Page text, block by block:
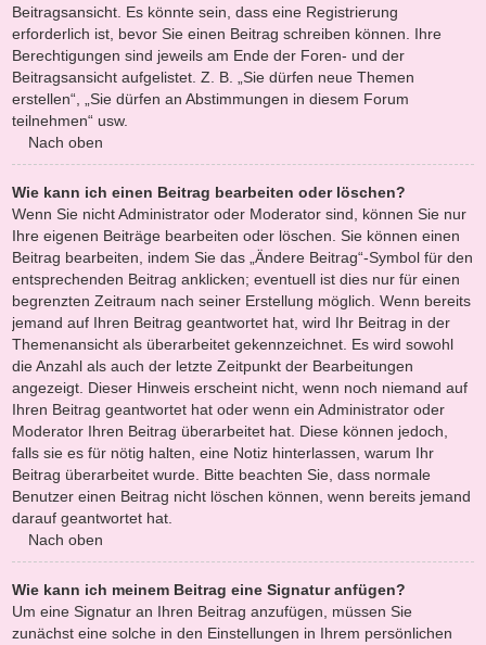
Beitragsansicht. Es könnte sein, dass eine Registrierung
erforderlich ist, bevor Sie einen Beitrag schreiben können. Ihre
Berechtigungen sind jeweils am Ende der Foren- und der
Beitragsansicht aufgelistet. Z. B. „Sie dürfen neue Themen
erstellen“, „Sie dürfen an Abstimmungen in diesem Forum
teilnehmen“ usw.
Nach oben
Wie kann ich einen Beitrag bearbeiten oder löschen?
Wenn Sie nicht Administrator oder Moderator sind, können Sie nur
Ihre eigenen Beiträge bearbeiten oder löschen. Sie können einen
Beitrag bearbeiten, indem Sie das „Ändere Beitrag“-Symbol für den
entsprechenden Beitrag anklicken; eventuell ist dies nur für einen
begrenzten Zeitraum nach seiner Erstellung möglich. Wenn bereits
jemand auf Ihren Beitrag geantwortet hat, wird Ihr Beitrag in der
Themenansicht als überarbeitet gekennzeichnet. Es wird sowohl
die Anzahl als auch der letzte Zeitpunkt der Bearbeitungen
angezeigt. Dieser Hinweis erscheint nicht, wenn noch niemand auf
Ihren Beitrag geantwortet hat oder wenn ein Administrator oder
Moderator Ihren Beitrag überarbeitet hat. Diese können jedoch,
falls sie es für nötig halten, eine Notiz hinterlassen, warum Ihr
Beitrag überarbeitet wurde. Bitte beachten Sie, dass normale
Benutzer einen Beitrag nicht löschen können, wenn bereits jemand
darauf geantwortet hat.
Nach oben
Wie kann ich meinem Beitrag eine Signatur anfügen?
Um eine Signatur an Ihren Beitrag anzufügen, müssen Sie
zunächst eine solche in den Einstellungen in Ihrem persönlichen